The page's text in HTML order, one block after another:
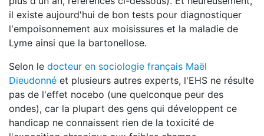
il existe aujourd'hui de bon tests pour diagnostiquer
l'empoisonnement aux moisissures et la maladie de
Lyme ainsi que la bartonellose.
Selon le docteur en sociologie français Maël
Dieudonné et plusieurs autres experts, l'EHS ne résulte
pas de l'effet nocebo (une quelconque peur des
ondes), car la plupart des gens qui développent ce
handicap ne connaissent rien de la toxicité de